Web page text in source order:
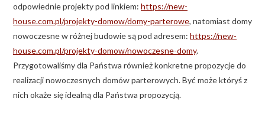
odpowiednie projekty pod linkiem: https://new-
house.com.pl/projekty-domow/domy-parterowe, natomiast domy
nowoczesne w różnej budowie są pod adresem: https://new-
house.com.pl/projekty-domow/nowoczesne-domy.
Przygotowaliśmy dla Państwa również konkretne propozycje do
realizacji nowoczesnych domów parterowych. Być może któryś z
nich okaże się idealną dla Państwa propozycją.